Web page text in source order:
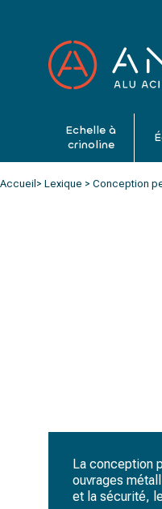
Echelle à
crinoline
Accueil > Lexique > Conception
La conception
ouvrages
et la sécurité,